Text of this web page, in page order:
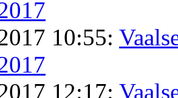
10:55:
12:17: